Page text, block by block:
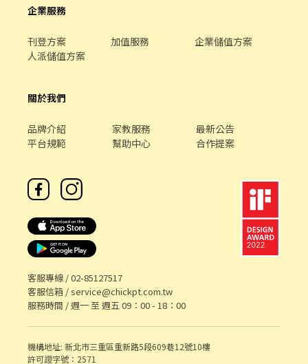
企業服務
刊登方案 加值服務
企業儲值方案
人派儲值方案
關於我們
品牌介紹 家教服務
最新公告
平台規範
幫助中心 合作提案
客服專線 /02-85127517
客服信箱 /service@chickpt.com.tw
服務時間 / 週一 至 週五 09：00 - 18：00
機構地址: 新北市三重區重新路5段609巷12號10樓
許可證字號：2571